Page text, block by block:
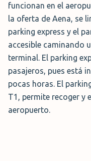
funcionan en el
la oferta de Aena, se
parking express y el
accesible caminando
terminal. El parking
pasajeros, pues está
pocas horas. El
T1, permite recoger y
aeropuerto.